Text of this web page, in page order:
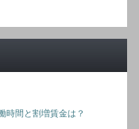
時間と割増賃金は？